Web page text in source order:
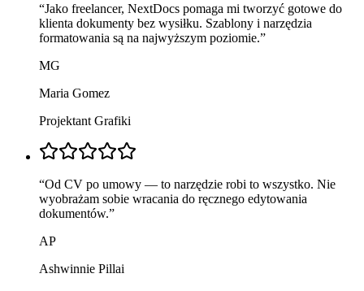
“Jako freelancer, NextDocs pomaga mi tworzyć gotowe do
klienta dokumenty bez wysiłku. Szablony i narzędzia
formatowania są na najwyższym poziomie.”
MG
Maria Gomez
Projektant Grafiki
“Od CV po umowy — to narzędzie robi to wszystko. Nie
wyobrażam sobie wracania do ręcznego edytowania
dokumentów.”
AP
Ashwinnie Pillai